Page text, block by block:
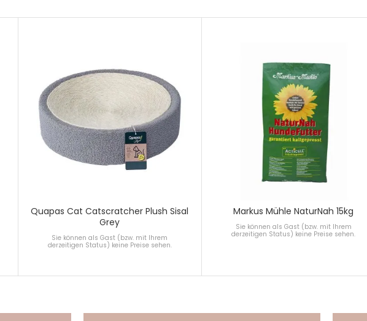
Quapas Cat Catscratcher Plush Sisal
Grey
Sie können als Gast (bzw. mit Ihrem
derzeitigen Status) keine Preise sehen.
Markus Mühle NaturNah 15kg
Sie können als Gast (bzw. mit Ihrem
derzeitigen Status) keine Preise sehen.